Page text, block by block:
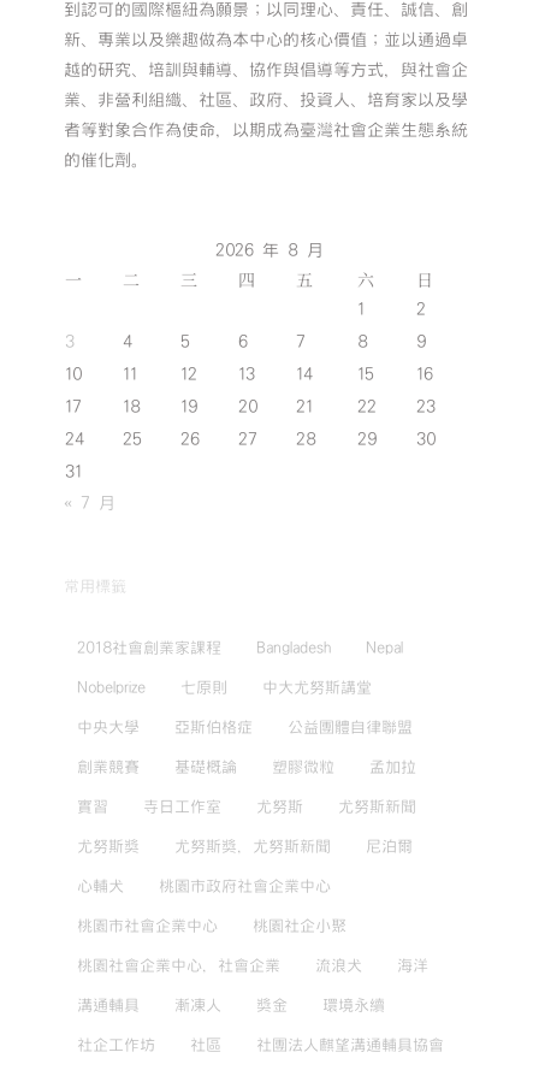
到認可的國際樞紐為願景；以同理心、責任、誠信、創
新、專業以及樂趣做為本中心的核心價值；並以通過卓
越的研究、培訓與輔導、協作與倡導等方式，與社會企
業、非營利組織、社區、政府、投資人、培育家以及學
者等對象合作為使命，以期成為臺灣社會企業生態系統
的催化劑。
2026 年 8 月
一 二 三 四 五 六 日
1
2
3
4 5 6 7 8
9
10
11 12 13 14 15
16
17
18 19 20 21 22
23
24
25 26 27 28 29
30
31
« 7 月
常用標籤
2018社會創業家課程 Bangladesh Nepal
Nobelprize 七原則 中大尤努斯講堂
中央大學 亞斯伯格症 公益團體自律聯盟
創業競賽 基礎概論 塑膠微粒 孟加拉
實習 寺日工作室 尤努斯 尤努斯新聞
尤努斯獎 尤努斯獎，尤努斯新聞 尼泊爾
心輔犬 桃園市政府社會企業中心
桃園市社會企業中心 桃園社企小聚
桃園社會企業中心，社會企業 流浪犬 海洋
溝通輔具 漸凍人 獎金 環境永續
社企工作坊 社區 社團法人麒望溝通輔具協會